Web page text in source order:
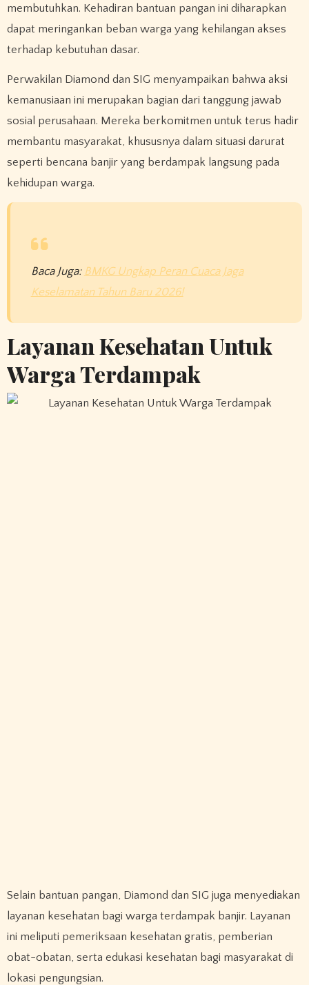
membutuhkan. Kehadiran bantuan pangan ini diharapkan
dapat meringankan beban warga yang kehilangan akses
terhadap kebutuhan dasar.
Perwakilan Diamond dan SIG menyampaikan bahwa aksi
kemanusiaan ini merupakan bagian dari tanggung jawab
sosial perusahaan. Mereka berkomitmen untuk terus hadir
membantu masyarakat, khususnya dalam situasi darurat
seperti bencana banjir yang berdampak langsung pada
kehidupan warga.
Baca Juga: BMKG Ungkap Peran Cuaca Jaga
Keselamatan Tahun Baru 2026!
Layanan Kesehatan Untuk
Warga Terdampak
Selain bantuan pangan, Diamond dan SIG juga menyediakan
layanan kesehatan bagi warga terdampak banjir. Layanan
ini meliputi pemeriksaan kesehatan gratis, pemberian
obat-obatan, serta edukasi kesehatan bagi masyarakat di
lokasi pengungsian.